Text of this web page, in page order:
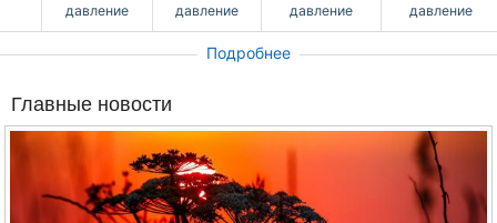
давление
давление
давление
давление
Подробнее
Главные новости